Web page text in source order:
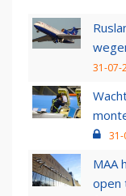
31-07-
31-
MAA
open